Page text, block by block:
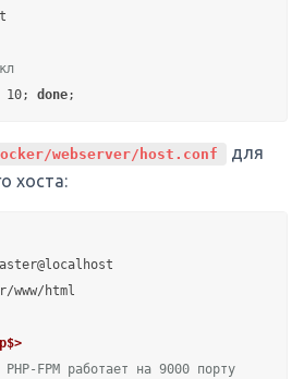
10; done
webserver/host.conf
для
хоста:
www/html
FPM работает на 9000 порту